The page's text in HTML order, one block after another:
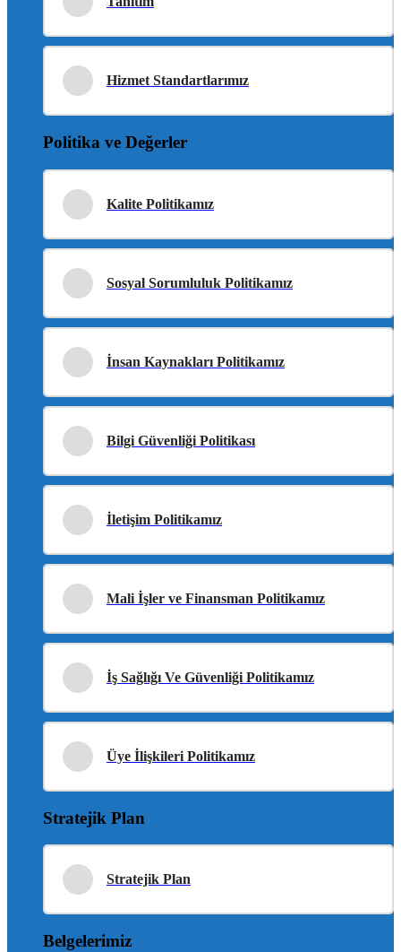
Hizmet Standartlarımız
Politika ve Değerler
Kalite Politikamız
Sosyal Sorumluluk Politikamız
İnsan Kaynakları Politikamız
Bilgi Güvenliği Politikası
İletişim Politikamız
Mali İşler ve Finansman Politikamız
İş Sağlığı Ve Güvenliği Politikamız
Üye İlişkileri Politikamız
Stratejik Plan
Stratejik Plan
Belgelerimiz